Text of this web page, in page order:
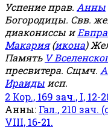
Успение прав. Анны
Богородицы. Свв.
диакониссы и
Макария(икона)
Память V
пресвитера. Сщмч.
Ираиды исп.
2 Кор., 169 зач., I, 12-
Анны: Гал., 210 зач.
VIII, 16-21.